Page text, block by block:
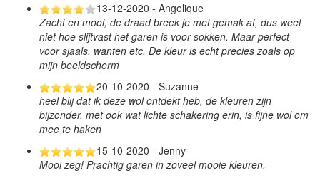
13-12-2020 - Angelique
Zacht en mooi, de draad breek je met gemak af, dus weet
niet hoe slijtvast het garen is voor sokken. Maar perfect
voor sjaals, wanten etc. De kleur is echt precies zoals op
mijn beeldscherm
20-10-2020 - Suzanne
heel blij dat ik deze wol ontdekt heb, de kleuren zijn
bijzonder, met ook wat lichte schakering erin, is fijne wol om
mee te haken
15-10-2020 - Jenny
Mooi zeg! Prachtig garen in zoveel mooie kleuren.